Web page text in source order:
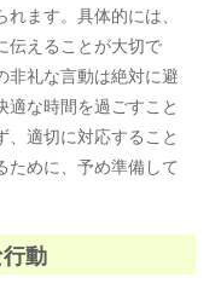
ます。具体的には、
伝えることが大切で
非礼な言動は絶対に避
な時間を過ごすこと
適切に対応すること
ために、予め準備して
動